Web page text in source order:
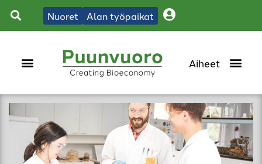
Nuoret Alan työpaikat